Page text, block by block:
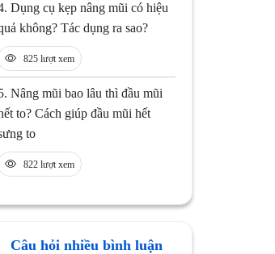
Dụng cụ kẹp nâng mũi có hiệu
không? Tác dụng ra sao?
825 lượt xem
Nâng mũi bao lâu thì đầu mũi
to? Cách giúp đầu mũi hết
to
822 lượt xem
Câu hỏi nhiều bình luận